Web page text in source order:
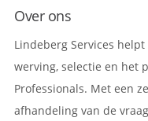
Over ons
Lindeberg Services
werving, selectie en het
Professionals. Met een
afhandeling van de